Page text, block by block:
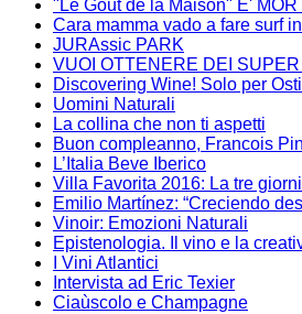
"Le Gout de la Maison" E'
Cara mamma vado a fare surf
JURAssic PARK
VUOI OTTENERE DEI
Discovering Wine! Solo per
Uomini Naturali
La collina che non ti aspetti
Buon compleanno, Francois
L’Italia Beve Iberico
Villa Favorita 2016: La tre
Emilio Martínez: “Creciendo
Vinoir: Emozioni Naturali
Epistenologia. Il vino e la
I Vini Atlantici
Intervista ad Eric Texier
Ciaùscolo e Champagne